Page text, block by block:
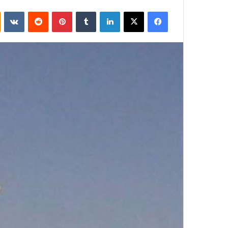
فيسبوك
‫X لينكدإن بينتيريست